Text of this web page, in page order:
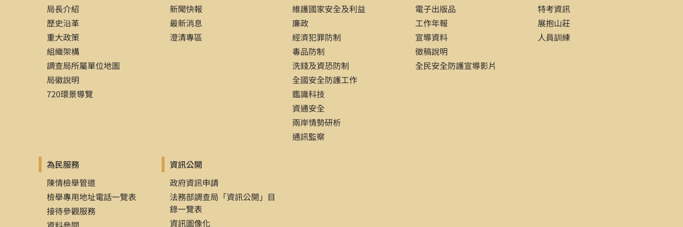
局長介紹
歷史沿革
重大政策
組織架構
調查局所屬單位地圖
局徽說明
720環景導覽
新聞快報
最新消息
澄清專區
維護國家安全及利益
廉政
經濟犯罪防制
毒品防制
洗錢及資恐防制
全國安全防護工作
鑑識科技
資通安全
兩岸情勢研析
通訊監察
電子出版品
工作年報
宣導資料
徵稿說明
全民安全防護宣導影片
特考資訊
展抱山莊
人員訓練
為民服務
陳情檢舉管道
檢舉專用地址電話一覽表
接待參觀服務
資訊公開
政府資訊申請
法務部調查局「資訊公開」目
錄一覽表
資訊圖像化